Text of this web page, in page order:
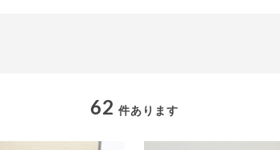
62 件あります